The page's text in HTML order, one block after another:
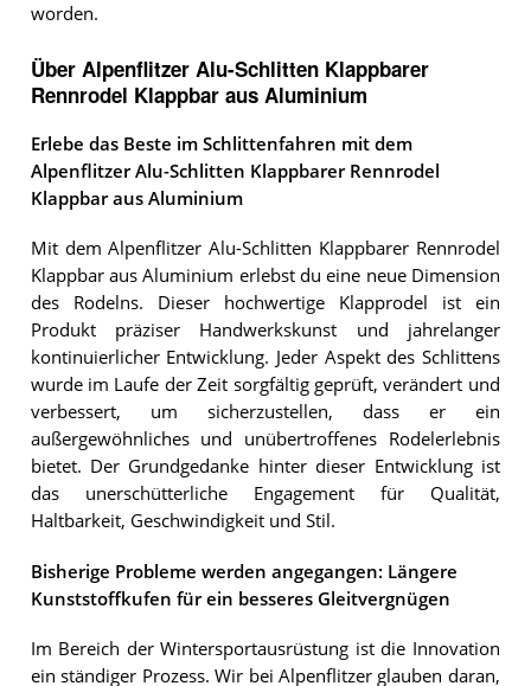
worden.
Über Alpenflitzer Alu-Schlitten Klappbarer
Rennrodel Klappbar aus Aluminium
Erlebe das Beste im Schlittenfahren mit dem
Alpenflitzer Alu-Schlitten Klappbarer Rennrodel
Klappbar aus Aluminium
Mit dem Alpenflitzer Alu-Schlitten Klappbarer Rennrodel
Klappbar aus Aluminium erlebst du eine neue Dimension
des Rodelns. Dieser hochwertige Klapprodel ist ein
Produkt präziser Handwerkskunst und jahrelanger
kontinuierlicher Entwicklung. Jeder Aspekt des Schlittens
wurde im Laufe der Zeit sorgfältig geprüft, verändert und
verbessert, um sicherzustellen, dass er ein
außergewöhnliches und unübertroffenes Rodelerlebnis
bietet. Der Grundgedanke hinter dieser Entwicklung ist
das unerschütterliche Engagement für Qualität,
Haltbarkeit, Geschwindigkeit und Stil.
Bisherige Probleme werden angegangen: Längere
Kunststoffkufen für ein besseres Gleitvergnügen
Im Bereich der Wintersportausrüstung ist die Innovation
ein ständiger Prozess. Wir bei Alpenflitzer glauben daran,